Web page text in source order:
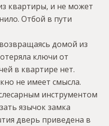
квартиры, и не может
Отбой в пути
домой из
ключи от
в квартире нет.
не имеет смысла.
инструментом
язычок замка
дверь приведена в